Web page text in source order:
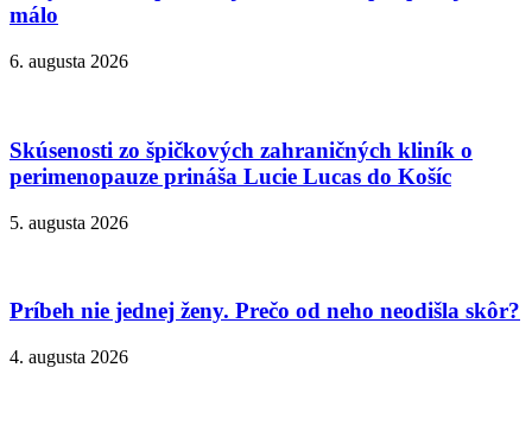
málo
6. augusta 2026
Skúsenosti zo špičkových zahraničných kliník o
perimenopauze prináša Lucie Lucas do Košíc
5. augusta 2026
Príbeh nie jednej ženy. Prečo od neho neodišla skôr?
4. augusta 2026